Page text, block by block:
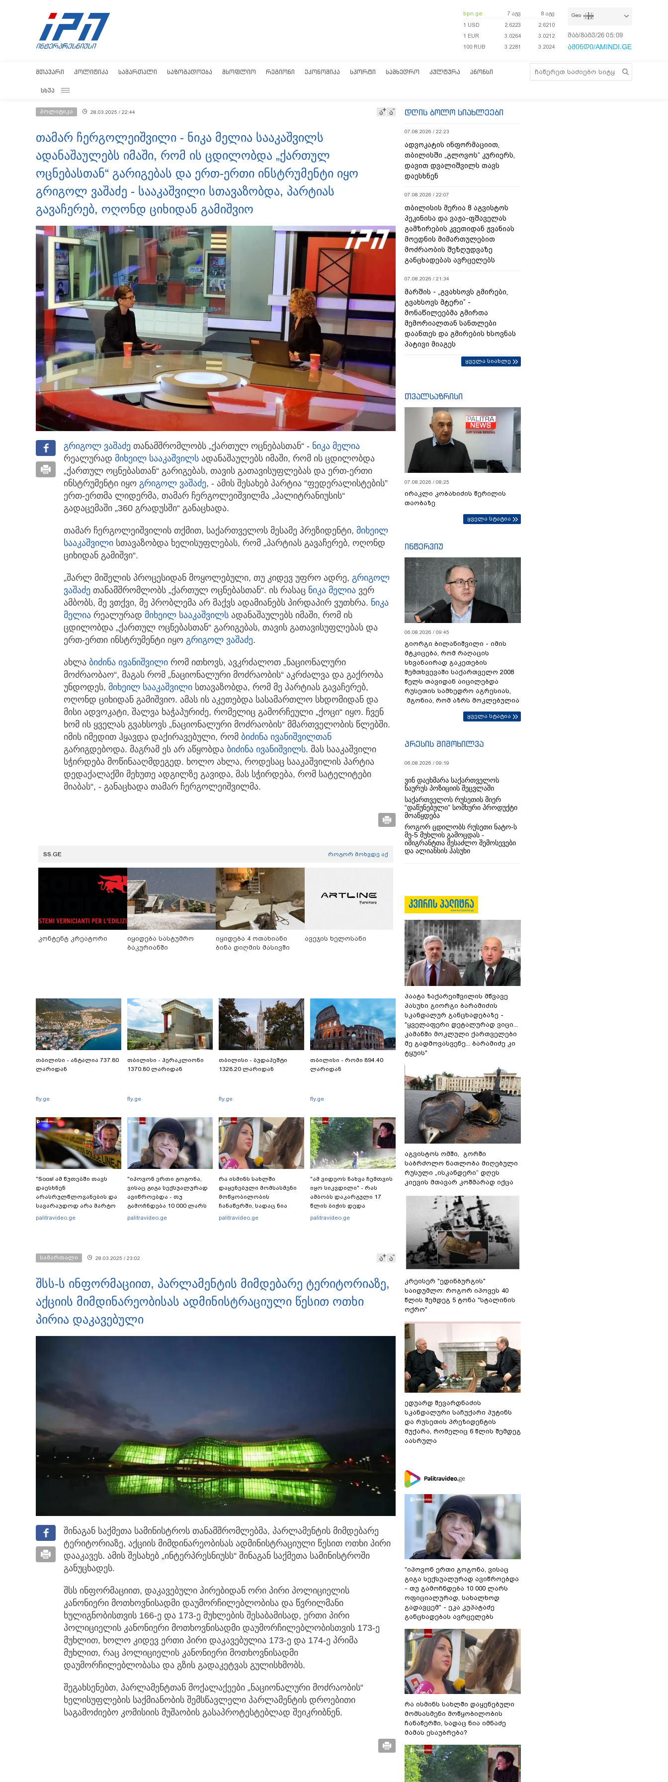
bpn.ge 7 აგვ
8 აგვ
1 USD
2.6223
2.6210
1 EUR
3.0264
3.0212
100 RUB
3.2281 3.2024
Geo
შაბ/8აგვ/26 05:09:59
ამინდი/AMINDI.GE
ᲛᲗᲐᲕᲐᲠᲘ ᲞᲝᲚᲘᲢᲘᲙᲐ ᲡᲐᲛᲐᲠᲗᲐᲚᲘ ᲡᲐᲖᲝᲒᲐᲓᲝᲔᲑᲐ ᲛᲡᲝᲤᲚᲘᲝ ᲠᲔᲒᲘᲝᲜᲘ ᲔᲙᲝᲜᲝᲛᲘᲙᲐ ᲡᲞᲝᲠᲢᲘ ᲡᲐᲛᲮᲔᲓᲠᲝ ᲙᲣᲚᲢᲣᲠᲐ ᲐᲜᲝᲜᲡᲘ
ᲡᲮᲕᲐ
პოლიტიკა 28.03.2025 / 22:44 ა ა
თამარ ჩერგოლეიშვილი - ნიკა მელია სააკაშვილს
ადანაშაულებს იმაში, რომ ის ცდილობდა „ქართულ
ოცნებასთან“ გარიგებას და ერთ-ერთი ინსტრუმენტი იყო
გრიგოლ ვაშაძე - სააკაშვილი სთავაზობდა, პარტიას
გავაჩერებ, ოღონდ ციხიდან გამიშვიო
გრიგოლ ვაშაძე თანამშრომლობს „ქართულ ოცნებასთან“ - ნიკა მელია
რეალურად მიხეილ სააკაშვილს ადანაშაულებს იმაში, რომ ის ცდილობდა
„ქართულ ოცნებასთან“ გარიგებას, თავის გათავისუფლებას და ერთ-ერთი
ინსტრუმენტი იყო გრიგოლ ვაშაძე, - ამის შესახებ პარტია “ფედერალისტების”
ერთ-ერთმა ლიდერმა, თამარ ჩერგოლეიშვილმა „პალიტრანიუსის“
გადაცემაში „360 გრადუსში“ განაცხადა.
თამარ ჩერგოლეიშვილის თქმით, საქართველოს მესამე პრეზიდენტი, მიხეილ
სააკაშვილი სთავაზობდა ხელისუფლებას, რომ „პარტიას გავაჩერებ, ოღონდ
ციხიდან გამიშვი“.
„შარლ მიშელის პროცესიდან მოყოლებული, თუ კიდევ უფრო ადრე, გრიგოლ
ვაშაძე თანამშრომლობს „ქართულ ოცნებასთან“. ის რასაც ნიკა მელია ვერ
ამბობს, მე ვთქვი, მე პრობლემა არ მაქვს ადამიანებს პირდაპირ ვუთხრა. ნიკა
მელია რეალურად მიხეილ სააკაშვილს ადანაშაულებს იმაში, რომ ის
ცდილობდა „ქართულ ოცნებასთან“ გარიგებას, თავის გათავისუფლებას და
ერთ-ერთი ინსტრუმენტი იყო გრიგოლ ვაშაძე.
ახლა ბიძინა ივანიშვილი რომ ითხოვს, ავკრძალოთ „ნაციონალური
მოძრაობაო“, მაგას რომ „ნაციონალური მოძრაობის“ აკრძალვა და გაქრობა
უნდოდეს, მიხეილ სააკაშვილი სთავაზობდა, რომ მე პარტიას გავაჩერებ,
ოღონდ ციხიდან გამიშვიო. ამას ის აკეთებდა სასამართლო სხდომიდან და
მისი ადვოკატი, შალვა ხაჭაპურიძე, რომელიც გამორჩეული „ქოცი“ იყო. ჩვენ
ხომ ის ყველას გვახსოვს „ნაციონალური მოძრაობის“ მმართველობის წლებში.
იმის იმედით ჰყავდა დაქირავებული, რომ ბიძინა ივანიშვილთან
გარიგდებოდა. მაგრამ ეს არ აწყობდა ბიძინა ივანიშვილს. მას სააკაშვილი
სჭირდება მოწინააღმდეგედ. ხოლო ახლა, როდესაც სააკაშვილის პარტია
დედაქალაქში მეხუთე ადგილზე გავიდა, მას სჭირდება, რომ სატელიტები
მიაბას“, - განაცხადა თამარ ჩერგოლეიშვილმა.
SS.GE როგორ მოხვდე აქ
კონტენტ კრეატორი
იყიდება სასტუმრო
ბაკურიანში
იყიდება 4 ოთახიანი
ბინა დიღმის მასივში
ავეჯის ხელოსანი
თბილისი - ანტალია 737.80
ლარიდან
fly.ge
თბილისი - ჰერაკლიონი
1370.80 ლარიდან
fly.ge
თბილისი - ბუდაპეშტი
1328.20 ლარიდან
fly.ge
თბილისი - რომი 894.40
ლარიდან
fly.ge
"Soos! ამ წუთებში თავს
დაესხნენ
არასრულწლოვანების და
სავარაუდოდ არა მარტო
არასრულწლოვანების
palitravideo.ge
"იპოვონ ერთი გოგონა,
ვისაც გიგა სექსუალურად
ავიწროებდა - თუ
გამოჩნდება 10 000 ლარს
ოფიციალურად,
palitravideo.ge
რა ისმინს სახლში
დაყენებული მომსასმენი
მოწყობილობის
ჩანაწერში, სადაც ნია
იმნაძე მამას ესაუბრება?
palitravideo.ge
"ამ ვიდეოს ნახვა ჩემთვის
იყო სიკვდილი" - რას
ამბობს დაკარგული 17
წლის ბიჭის დედა
ვიდეოკადრებზე, სადაც
palitravideo.ge
სამართალი 28.03.2025 / 23:02 ა ა
შსს-ს ინფორმაციით, პარლამენტის მიმდებარე ტერიტორიაზე,
აქციის მიმდინარეობისას ადმინისტრაციული წესით ოთხი
პირია დაკავებული
შინაგან საქმეთა სამინისტროს თანამშრომლებმა, პარლამენტის მიმდებარე
ტერიტორიაზე, აქციის მიმდინარეობისას ადმინისტრაციული წესით ოთხი პირი
დააკავეს. ამის შესახებ „ინტერპრესნიუსს“ შინაგან საქმეთა სამინისტროში
განუცხადეს.
შსს ინფორმაციით, დაკავებული პირებიდან ორი პირი პოლიციელის
კანონიერი მოთხოვნისადმი დაუმორჩილებლობისა და წვრილმანი
ხულიგნობისთვის 166-ე და 173-ე მუხლების შესაბამისად, ერთი პირი
პოლიციელის კანონიერი მოთხოვნისადმი დაუმორჩილებლობისთვის 173-ე
მუხლით, ხოლო კიდევ ერთი პირი დაკავებულია 173-ე და 174-ე პრიმა
მუხლით, რაც პოლიციელის კანონიერი მოთხოვნისადმი
დაუმორჩილებლობასა და გზის გადაკეტვას გულისხმობს.
შეგახსენებთ, პარლამენტთან მოქალაქეები „ნაციონალური მოძრაობის“
ხელისუფლების საქმიანობის შემსწავლელი პარლამენტის დროებითი
საგამოძიებო კომისიის მუშაობის გასაპროტესტებლად შეიკრიბნენ.
დღის ბოლო სიახლეები
07.08.2026 / 22:23
ადვოკატის ინფორმაციით,
თბილისში „გლოვოს“ კურიერს,
დავით დვალიშვილს თავს
დაესხნენ
07.08.2026 / 22:07
თბილისის მერია 8 აგვისტოს
პეკინისა და ვაჟა-ფშაველას
გამზირების კვეთიდან ჟვანიას
მოედნის მიმართულებით
მოძრაობის შეზღუდვაზე
განცხადებას ავრცელებს
07.08.2026 / 21:34
მარშის - „გვახსოვს გმირები,
გვახსოვს მტერი” -
მონაწილეებმა გმირთა
მემორიალთან სანთლები
დაანთეს და გმირების ხსოვნას
პატივი მიაგეს
ყველა სიახლე
თვალსაზრისი
07.08.2026 / 08:25
ირაკლი კობახიძის წერილის
თაობაზე
ყველა სტატია
ინტერვიუ
06.08.2026 / 09:45
გიორგი ბილანიშვილი - იმის
მტკიცება, რომ რაღაცის
სხვანაირად გაკეთების
შემთხვევაში საქართველო 2008
წელს თავიდან აიცილებდა
რუსეთის სამხედრო აგრესიას,
მგონია, რომ აზრს მოკლებულია
ყველა სტატია
პრესის მიმოხილვა
06.08.2026 / 09:19
ვინ დაეხმარა საქართველოს
ნაურუს პოზიციის შეცვლაში
საქართველოს რუსეთის მიერ
“დაწუნებული” სომხური პროდუქტი
მოაწყდება
როგორ ცდილობს რუსეთი ნატო-ს
მე-5 მუხლის გამოცდას -
იმიგრანტთა შესაძლო შემოსევები
და ალიანსის პასუხი
პაატა ზაქარეიშვილის მწვავე
პასუხი გიორგი ბარამიძის
სკანდალურ განცხადებაზე -
"ყველაფერი დეტალურად ვიცი...
კამანში მოკლული ქართველები
მე გადმოვასვენე... ბარამიძე კი
ტყუის"
აგვისტოს ომში, გორში
საბრძოლო ნათლობა მიღებული
რუსული „ისკანდერი“ დღეს
კიევის მთავარ კოშმარად იქცა
კრეისერ "ედინბურგის"
საიდუმლო: როგორ იპოვეს 40
წლის შემდეგ 5 ტონა "სტალინის
ოქრო"
ედუარდ შევარდნაძის
სკანდალური საჩუქარი პუტინს
და რუსეთის პრეზიდენტის
მუქარა, რომელიც 6 წლის შემდეგ
აასრულა
"იპოვონ ერთი გოგონა, ვისაც
გიგა სექსუალურად ავიწროებდა
- თუ გამოჩნდება 10 000 ლარს
ოფიციალურად, სახალხოდ
გადავცემ" - ეკა კუპატაძე
განცხადებას ავრცელებს
რა ისმინს სახლში დაყენებული
მომსასმენი მოწყობილობის
ჩანაწერში, სადაც ნია იმნაძე
მამას ესაუბრება?